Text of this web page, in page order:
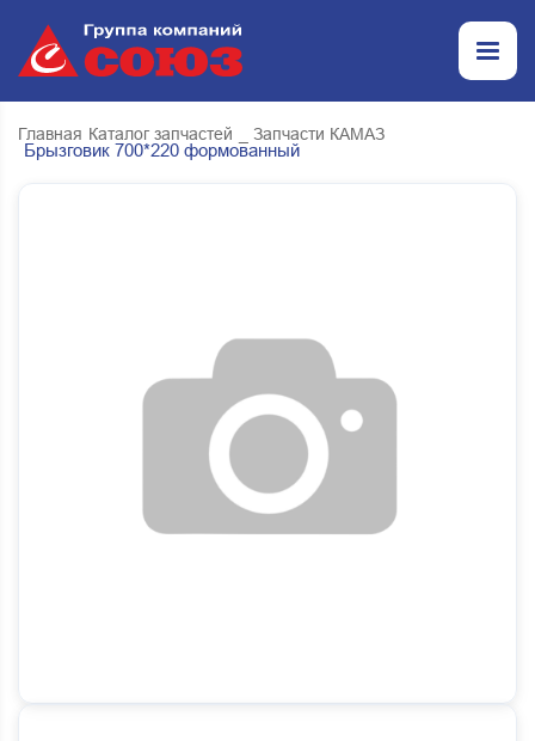
Главная Каталог запчастей _ Запчасти КАМАЗ
Брызговик 700*220 формованный